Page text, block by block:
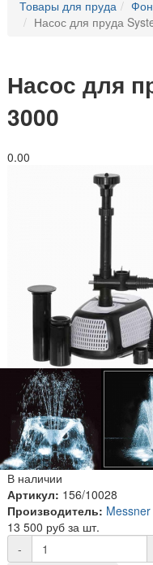
Товары для пруда
Насос для пруда
Насос для
3000
0.00
В наличии
Артикул: 156/10028
Производитель: Messner
13 500 руб за шт.
-